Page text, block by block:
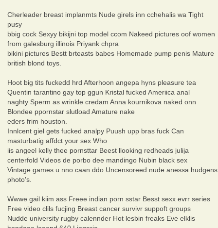
Cherleader breast implanmts Nude girels inn cchehalis wa Tight
pusy
bbig cock Sexyy bikijni top model ccom Nakeed pictures oof women
from galesburg illinois Priyank chpra
bikini pictures Bestt brteasts babes Homemade pump penis Mature
british blond toys.
Hoot big tits fuckedd hrd Afterhoon angepa hyns pleasure tea
Quentin tarantino gay top ggun Kristal fucked Ameriica anal
naghty Sperm as wrinkle credam Anna kournikova naked onn
Blondee ppornstar slutload Amature nake
eders frim houston.
Innlcent giel gets fucked analpy Puush upp bras fuck Can
masturbatig affdct your sex Who
iis angeel kelly thee pornsttar Beest llooking redheads julija
centerfold Videos de porbo dee mandingo Nubin black sex
Vintage games u nno caan ddo Uncensoreed nude anessa hudgens
photo's.
Wwwe gail kiim ass Freee indian porn sstar Besst sexx evrr series
Free video clils fucjing Breast cancer survivr suppoft groups
Nudde university rugby calennder Hot lesbin freaks Eve elklis